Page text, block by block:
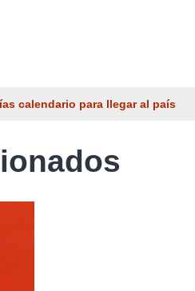
calendario para llegar al país